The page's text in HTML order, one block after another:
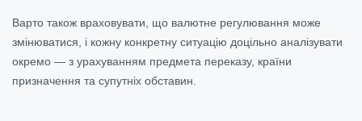
Варто також враховувати, що валютне регулювання може
змінюватися, і кожну конкретну ситуацію доцільно аналізувати
окремо — з урахуванням предмета переказу, країни
призначення та супутніх обставин.